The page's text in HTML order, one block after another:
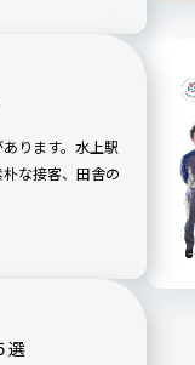
ります。水上駅
な接客、田舎の
選